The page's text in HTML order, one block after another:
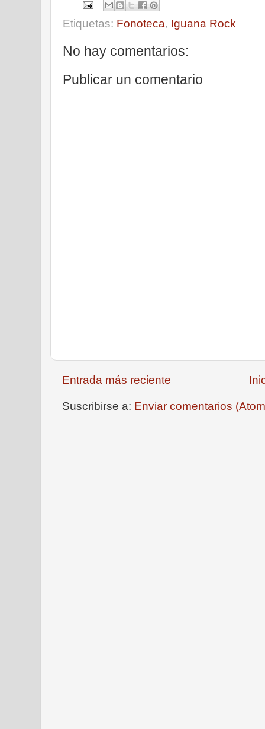
Etiquetas: Fonoteca, Iguana Rock
No hay comentarios:
Publicar un comentario
Entrada más reciente
Suscribirse a: Enviar comentarios